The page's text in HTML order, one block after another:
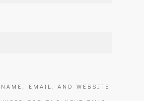
EMAIL, AND WEBSITE